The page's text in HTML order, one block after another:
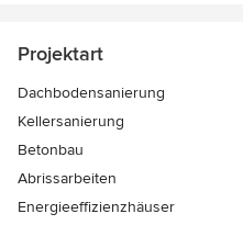
Projektart
Dachbodensanierung
Kellersanierung
Betonbau
Abrissarbeiten
Energieeffizienzhäuser